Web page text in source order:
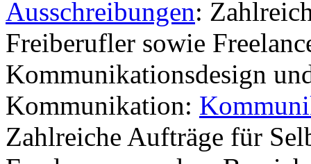
Ausschreibungen:
Freiberufler sowie
Kommunikationsdesign
Kommunikation:
Zahlreiche Aufträge für